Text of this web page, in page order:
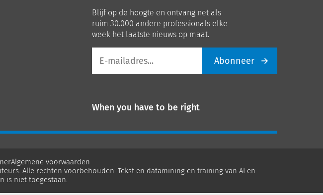
LinkedInYoutube
Blijf op de hoogte en ontvang net als
ruim 30.000 andere professionals elke
week het laatste nieuws op maat.
mailadres
Abonneer
When you have to be right
Algemene voorwaarden
Alle rechten voorbehouden. Tekst en datamining en training van AI en
is niet toegestaan.